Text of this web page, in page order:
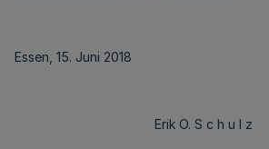
Essen, 15. Juni 2018
Erik O. S c h u l z